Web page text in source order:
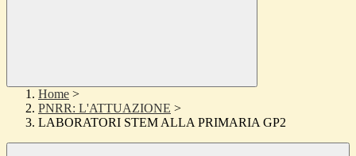
Home >
PNRR: L'ATTUAZIONE >
LABORATORI STEM ALLA PRIMARIA GP2